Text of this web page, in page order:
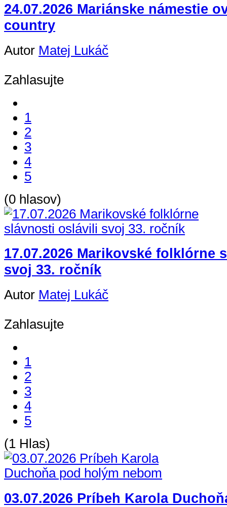
24.07.2026 Mariánske námestie
country
Autor Matej Lukáč
Zahlasujte
1
2
3
4
5
(0 hlasov)
17.07.2026 Marikovské folklórne
svoj 33. ročník
Autor Matej Lukáč
Zahlasujte
1
2
3
4
5
(1 Hlas)
03.07.2026 Príbeh Karola